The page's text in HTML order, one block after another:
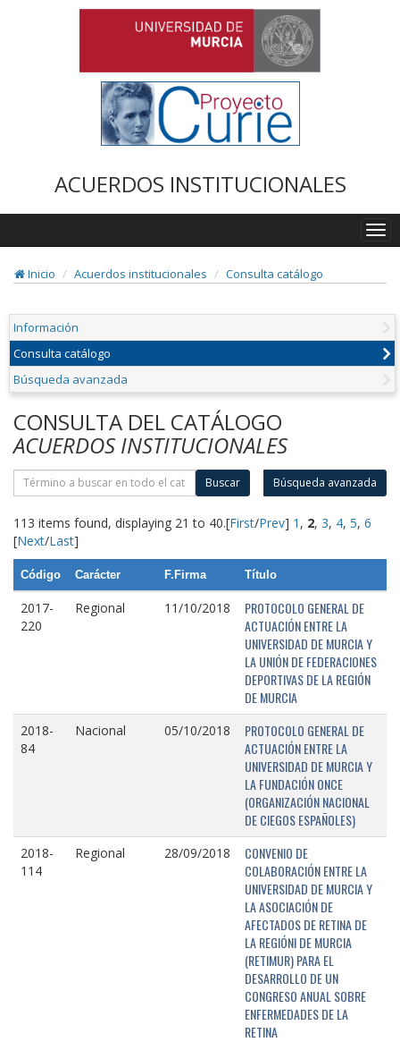
ACUERDOS INSTITUCIONALES
Inicio
Acuerdos institucionales Consulta catálogo
Información
Consulta catálogo
Búsqueda avanzada
CONSULTA DEL CATÁLOGO
ACUERDOS INSTITUCIONALES
Buscar Búsqueda avanzada
113 items found, displaying 21 to 40.[First/Prev] 1 , 2, 3, 4, 5, 6
[Next/Last]
Código Carácter F.Firma Título
2017-
220
Regional 11/10/2018
PROTOCOLO GENERAL DE
ACTUACIÓN ENTRE LA
UNIVERSIDAD DE MURCIA Y
LA UNIÓN DE FEDERACIONES
DEPORTIVAS DE LA REGIÓN
DE MURCIA
2018-
84
Nacional 05/10/2018
PROTOCOLO GENERAL DE
ACTUACIÓN ENTRE LA
UNIVERSIDAD DE MURCIA Y
LA FUNDACIÓN ONCE
(ORGANIZACIÓN NACIONAL
DE CIEGOS ESPAÑOLES)
2018-
114
Regional 28/09/2018
CONVENIO DE
COLABORACIÓN ENTRE LA
UNIVERSIDAD DE MURCIA Y
LA ASOCIACIÓN DE
AFECTADOS DE RETINA DE
LA REGIÓNI DE MURCIA
(RETIMUR) PARA EL
DESARROLLO DE UN
CONGRESO ANUAL SOBRE
ENFERMEDADES DE LA
RETINA